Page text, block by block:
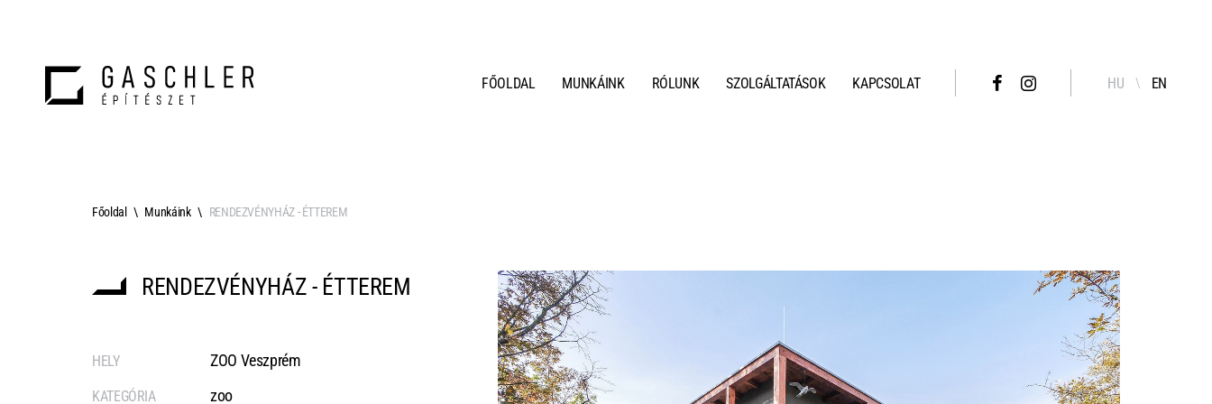
FŐOLDAL MUNKÁINK RÓLUNK SZOLGÁLTATÁSOK KAPCSOLAT HU EN
Főoldal Munkáink RENDEZVÉNYHÁZ - ÉTTEREM
RENDEZVÉNYHÁZ - ÉTTEREM
HELY ZOO Veszprém
KATEGÓRIA zoo